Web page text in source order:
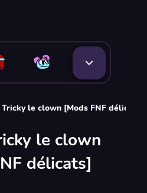
Tricky le clown [Mods FNF délicats]
le clown
délicats]